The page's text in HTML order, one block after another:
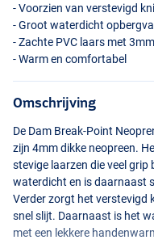
- Voorzien van verstevigd
- Groot waterdicht
- Zachte PVC laars met
- Warm en comfortabel
Omschrijving
De Dam Break-Point
zijn 4mm dikke neopreen.
stevige laarzen die veel grip
waterdicht en is daarnaast
Verder zorgt het verstevigd
snel slijt. Daarnaast is het
met een lekkere